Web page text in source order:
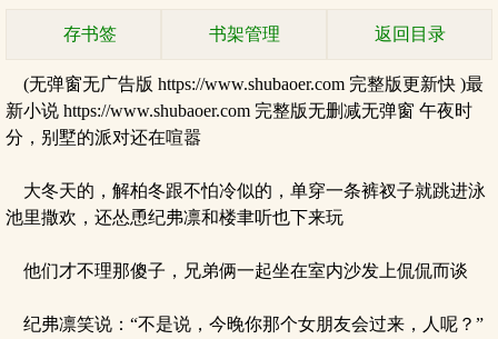
存书签 书架管理 返回目录
(无弹窗无广告版 https://www.shubaoer.com 完整版更新快 )最
新小说 https://www.shubaoer.com 完整版无删减无弹窗 午夜时
分，别墅的派对还在喧嚣
大冬天的，解柏冬跟不怕冷似的，单穿一条裤衩子就跳进泳
池里撒欢，还怂恿纪弗凛和楼聿听也下来玩
他们才不理那傻子，兄弟俩一起坐在室内沙发上侃侃而谈
纪弗凛笑说：“不是说，今晚你那个女朋友会过来，人呢？”